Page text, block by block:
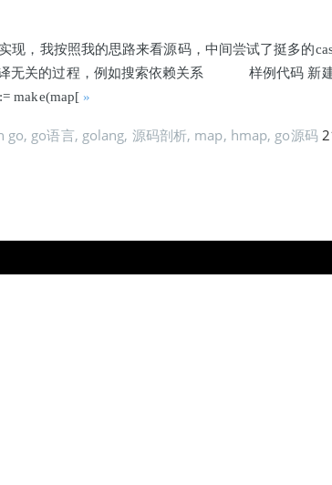
现，我按照我的思路来看源码，中间尝试了挺多的
无关的过程，例如搜索依赖关系 样例代码 新建
make(map[ »
go, go语言, golang, 源码剖析, map, hmap, go源码